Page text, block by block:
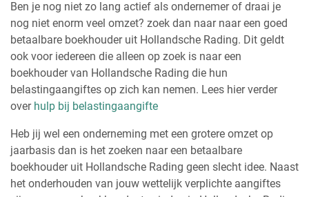
Ben je nog niet zo lang actief als ondernemer of draai je
nog niet enorm veel omzet? zoek dan naar naar een goed
betaalbare boekhouder uit Hollandsche Rading. Dit geldt
ook voor iedereen die alleen op zoek is naar een
boekhouder van Hollandsche Rading die hun
belastingaangiftes op zich kan nemen. Lees hier verder
over hulp bij belastingaangifte
Heb jij wel een onderneming met een grotere omzet op
jaarbasis dan is het zoeken naar een betaalbare
boekhouder uit Hollandsche Rading geen slecht idee. Naast
het onderhouden van jouw wettelijk verplichte aangiftes